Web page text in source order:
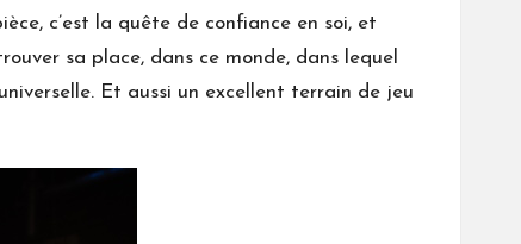
c’est la quête de confiance en soi, et
sa place, dans ce monde, dans lequel
Et aussi un excellent terrain de jeu